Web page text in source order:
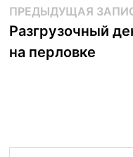
Навигация
по
записям
ПРЕДЫДУЩАЯ
Разгрузочный
на перловке